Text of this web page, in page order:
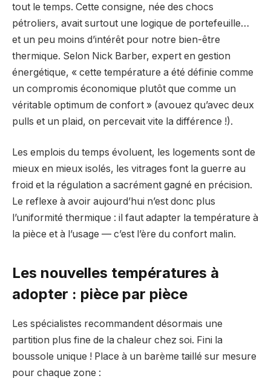
tout le temps. Cette consigne, née des chocs
pétroliers, avait surtout une logique de portefeuille…
et un peu moins d’intérêt pour notre bien-être
thermique. Selon Nick Barber, expert en gestion
énergétique, « cette température a été définie comme
un compromis économique plutôt que comme un
véritable optimum de confort » (avouez qu’avec deux
pulls et un plaid, on percevait vite la différence !).
Les emplois du temps évoluent, les logements sont de
mieux en mieux isolés, les vitrages font la guerre au
froid et la régulation a sacrément gagné en précision.
Le reflexe à avoir aujourd’hui n’est donc plus
l’uniformité thermique : il faut adapter la température à
la pièce et à l’usage — c’est l’ère du confort malin.
Les nouvelles températures à
adopter : pièce par pièce
Les spécialistes recommandent désormais une
partition plus fine de la chaleur chez soi. Fini la
boussole unique ! Place à un barème taillé sur mesure
pour chaque zone :